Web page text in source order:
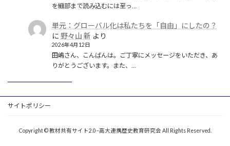
を細部まで読み込むには至っ…
単元：グローバル化は私たちを「自由」にしたの？
に 野々山 新 より
2026年4月12日
田嶋さん、こんばんは。ご丁寧にメッセージをいただき、あ
りがとうございます。また、…
サイトポリシー
Copyright © 教材共有サイト2.0−高大連携歴史教育研究会 All Rights Reserved.